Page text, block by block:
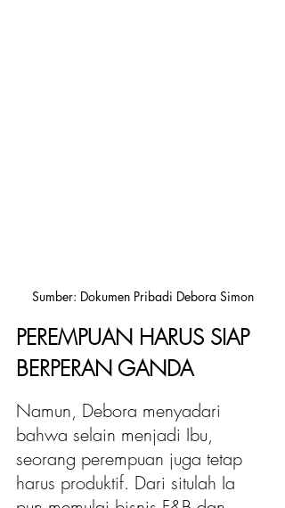
Sumber: Dokumen Pribadi Debora Simon
PEREMPUAN HARUS SIAP
BERPERAN GANDA
Namun, Debora menyadari
bahwa selain menjadi Ibu,
seorang perempuan juga tetap
harus produktif. Dari situlah Ia